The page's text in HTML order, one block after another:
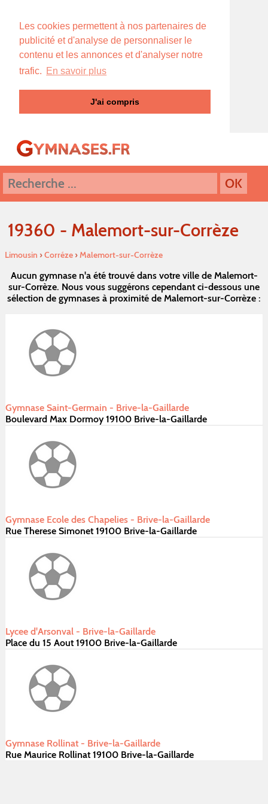
Les cookies permettent à nos partenaires de
publicité et d'analyse de personnaliser le
contenu et les annonces et d'analyser notre
trafic. En savoir plus
J'ai compris
19360 - Malemort-sur-Corrèze
Limousin ›Corréze›Malemort-sur-Corrèze
Aucun gymnase n'a été trouvé dans votre ville de Malemort-
sur-Corrèze. Nous vous suggérons cependant ci-dessous une
sélection de gymnases à proximité de Malemort-sur-Corrèze :
Gymnase Saint-Germain - Brive-la-Gaillarde
Boulevard Max Dormoy 19100 Brive-la-Gaillarde
Gymnase Ecole des Chapelies - Brive-la-Gaillarde
Rue Therese Simonet 19100 Brive-la-Gaillarde
Lycee d'Arsonval - Brive-la-Gaillarde
Place du 15 Aout 19100 Brive-la-Gaillarde
Gymnase Rollinat - Brive-la-Gaillarde
Rue Maurice Rollinat 19100 Brive-la-Gaillarde